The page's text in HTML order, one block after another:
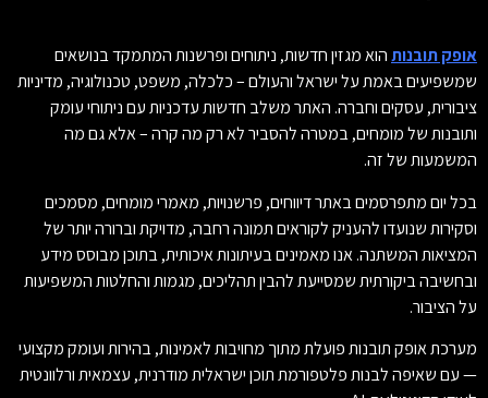
אופק תובנותהוא מגזין חדשות, ניתוחים ופרשנות המתמקד בנושאים
שמשפיעים באמת על ישראל והעולם – כלכלה, משפט, טכנולוגיה, מדיניות
ציבורית, עסקים וחברה. האתר משלב חדשות עדכניות עם ניתוחי עומק
ותובנות של מומחים, במטרה להסביר לא רק מה קרה – אלא גם מה
המשמעות של זה.
בכל יום מתפרסמים באתר דיווחים, פרשנויות, מאמרי מומחים, מסמכים
וסקירות שנועדו להעניק לקוראים תמונה רחבה, מדויקת וברורה יותר של
המציאות המשתנה. אנו מאמינים בעיתונות איכותית, בתוכן מבוסס מידע
ובחשיבה ביקורתית שמסייעת להבין תהליכים, מגמות והחלטות המשפיעות
על הציבור.
מערכת אופק תובנות פועלת מתוך מחויבות לאמינות, בהירות ועומק מקצועי
— עם שאיפה לבנות פלטפורמת תוכן ישראלית מודרנית, עצמאית ורלוונטית